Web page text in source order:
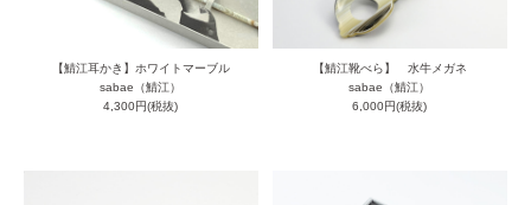
【鯖江耳かき】ホワイトマーブル
sabae（鯖江）
4,300円(税抜)
【鯖江靴べら】 水牛メガネ
sabae（鯖江）
6,000円(税抜)